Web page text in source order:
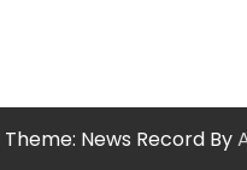
Theme: News Record By